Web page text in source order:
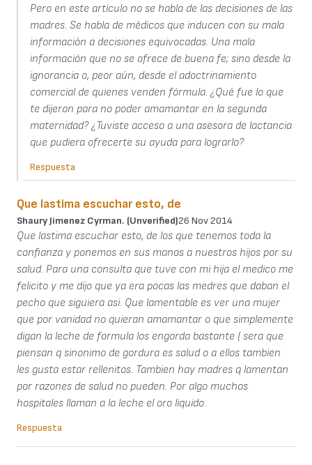
Pero en este artículo no se habla de las decisiones de las
madres. Se habla de médicos que inducen con su mala
información a decisiones equivocadas. Una mala
información que no se ofrece de buena fe; sino desde la
ignorancia o, peor aún, desde el adoctrinamiento
comercial de quienes venden fórmula. ¿Qué fue lo que
te dijeron para no poder amamantar en la segunda
maternidad? ¿Tuviste acceso a una asesora de lactancia
que pudiera ofrecerte su ayuda para lograrlo?
Respuesta
Que lastima escuchar esto, de
Shaury Jimenez Cyrman. (unverified)26 Nov 2014
Que lastima escuchar esto, de los que tenemos toda la
confianza y ponemos en sus manos a nuestros hijos por su
salud. Para una consulta que tuve con mi hija el medico me
felicito y me dijo que ya era pocas las medres que daban el
pecho que siguiera asi. Que lamentable es ver una mujer
que por vanidad no quieran amamantar o que simplemente
digan la leche de formula los engorda bastante ( sera que
piensan q sinonimo de gordura es salud o a ellos tambien
les gusta estar rellenitos. Tambien hay madres q lamentan
por razones de salud no pueden. Por algo muchos
hospitales llaman a la leche el oro liquido.
Respuesta